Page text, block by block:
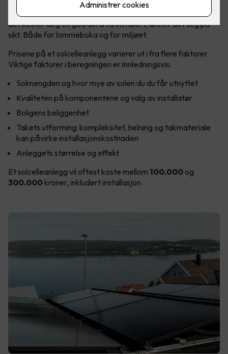
Solceller er en kostbar, men lønnsom investering. Selv om
det koster deg en god del å få installert, lønner det seg på
sikt. Både for lommeboka og for miljøet.
Prisene på et solcelleanlegg varierer ut i fra flere faktorer.
Viktige faktorer i beregningen er innledningsvis:
Solmengden og hvor mye av solen du du får utnyttet
Kvaliteten på komponentene og valg av installatør
Boligens beliggenhet
Takets utforming: kompleksitet, helning og takmateriale
kan påvirke installasjonskostnaden
Anleggets størrelse og effekt
Et solcelleanlegg vil oftest koste mellom 100.000 og
300.000 kroner, inkludert installasjon.